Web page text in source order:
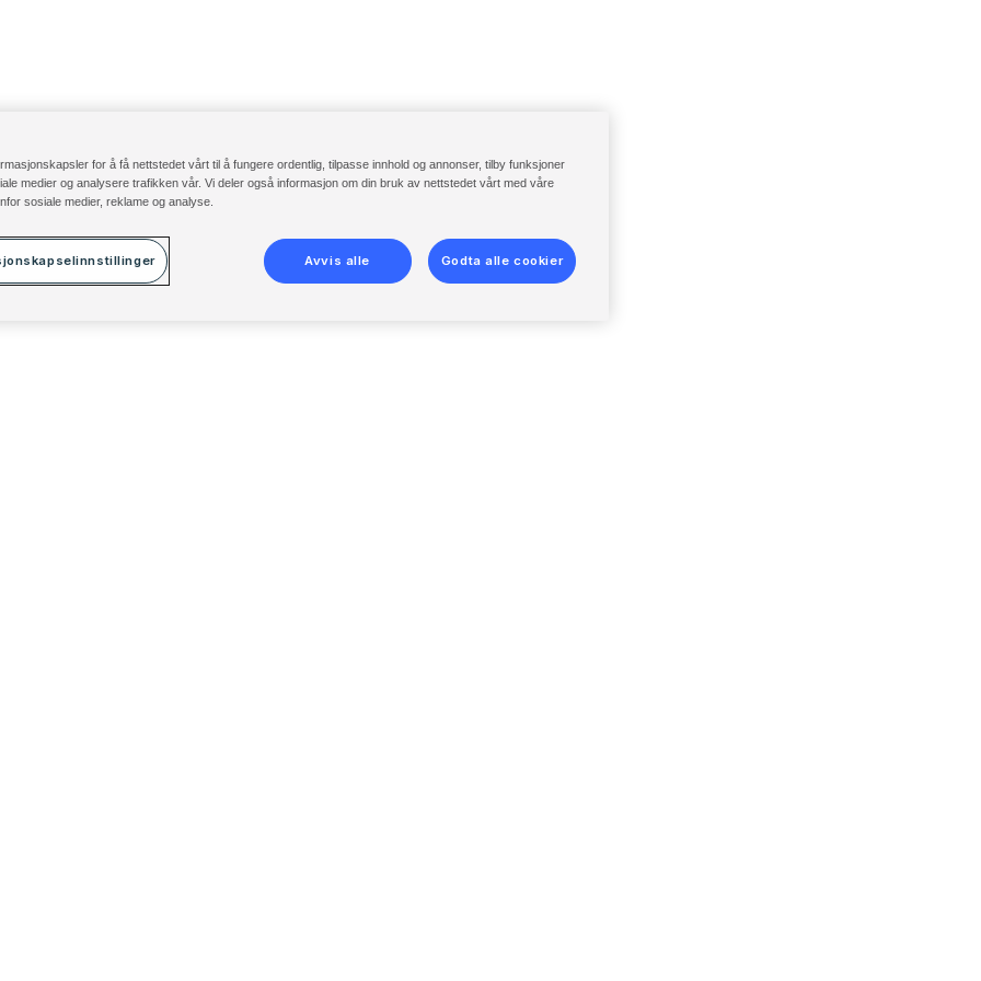
for å få nettstedet vårt til å fungere ordentlig, tilpasse innhold og annonser, tilby funksjoner
medier og analysere trafikken vår. Vi deler også informasjon om din bruk av nettstedet vårt med våre
sosiale medier, reklame og analyse.
Avvis alle Godta alle cookier